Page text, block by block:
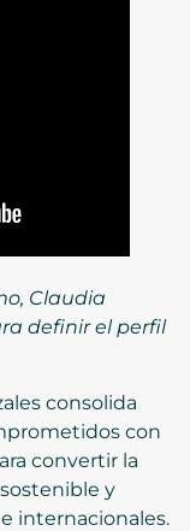
Claudia
definir el perfil
consolida
con
convertir la
y
internacionales.